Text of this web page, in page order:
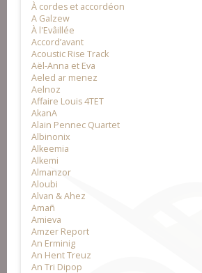
À cordes et accordéon
A Galzew
À l'Evâillée
Accord’avant
Acoustic Rise Track
Aël-Anna et Eva
Aeled ar menez
Aelnoz
Affaire Louis 4TET
AkanA
Alain Pennec Quartet
Albinonix
Alkeemia
Alkemi
Almanzor
Aloubi
Alvan & Ahez
Amañ
Amieva
Amzer Report
An Erminig
An Hent Treuz
An Tri Dipop